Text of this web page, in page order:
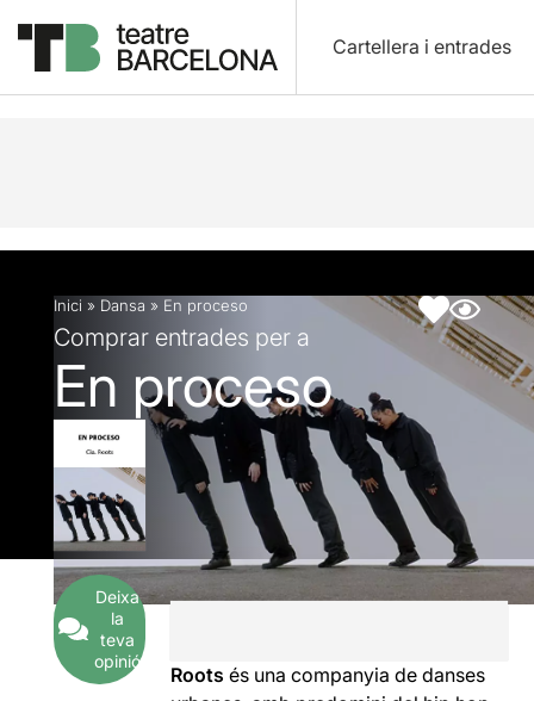
Cartellera i entrades
Descripció Fitxa artística
Inici » Dansa » En proceso
Comprar entrades per a
En proceso
Deixa
la
teva
opinió
Roots és una companyia de danses